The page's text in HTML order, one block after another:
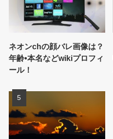
ネオンchの顔バレ画像は？
年齢•本名などwikiプロフィ
ール！